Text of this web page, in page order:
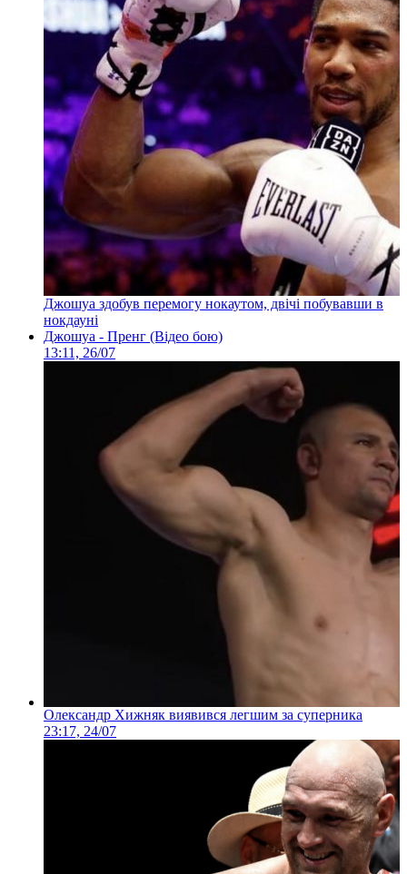
Джошуа здобув перемогу нокаутом, двічі побувавши в
нокдауні
Джошуа - Пренг (Відео бою)
13:11, 26/07
Олександр Хижняк виявився легшим за суперника
23:17, 24/07